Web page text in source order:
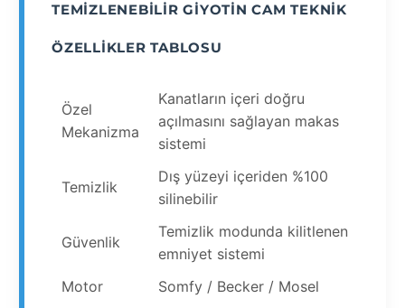
TEMIZLENEBILIR GIYOTIN CAM TEKNIK
ÖZELLIKLER TABLOSU
Özel
Mekanizma
Kanatların içeri doğru
açılmasını sağlayan makas
sistemi
Temizlik
Dış yüzeyi içeriden %100
silinebilir
Güvenlik
Temizlik modunda kilitlenen
emniyet sistemi
Motor
Somfy / Becker / Mosel